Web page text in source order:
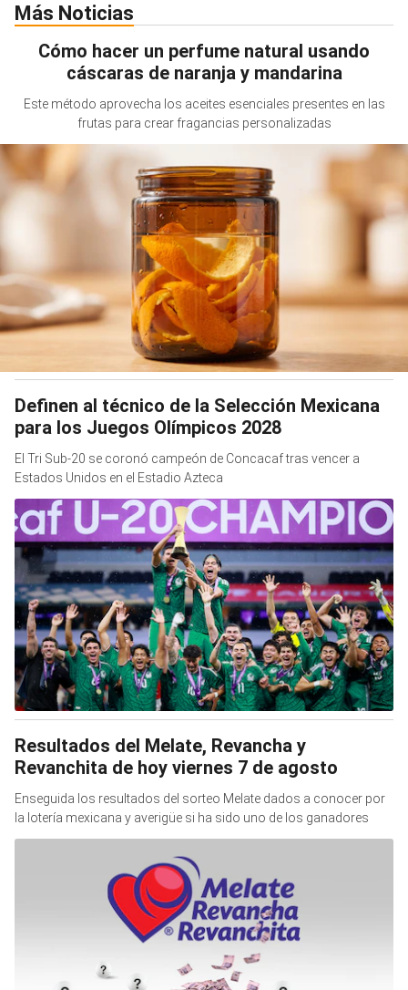
Más Noticias
Cómo hacer un perfume natural usando
cáscaras de naranja y mandarina
Este método aprovecha los aceites esenciales presentes en las
frutas para crear fragancias personalizadas
Definen al técnico de la Selección Mexicana
para los Juegos Olímpicos 2028
El Tri Sub-20 se coronó campeón de Concacaf tras vencer a
Estados Unidos en el Estadio Azteca
Resultados del Melate, Revancha y
Revanchita de hoy viernes 7 de agosto
Enseguida los resultados del sorteo Melate dados a conocer por
la lotería mexicana y averigüe si ha sido uno de los ganadores